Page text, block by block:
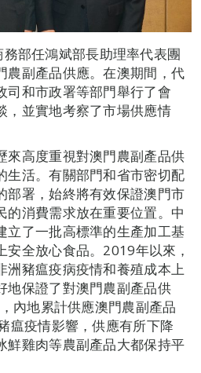
部任鴻斌部長助理率代表團
農副產品供應。在澳期間，代
司和市政署等部門舉行了會
，並實地考察了市場供應情
來高度重視對澳門農副產品供
生活。有關部門和省市密切配
部署，始終將有效保證澳門市
的消費需求放在重要位置。中
立了一批高標準的生產加工基
全放心食品。2019年以來，
洲豬瘟疫病疫情和養殖成本上
地保證了對澳門農副產品供
內地累計供應澳門農副產品
瘟疫情影響，供應有所下降
鮮雞肉等農副產品大都保持平